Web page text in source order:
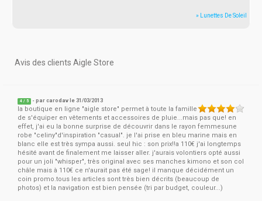
» Lunettes De Soleil
Avis des clients Aigle Store
4 / 5 - parcarodav le 31/03/2013
la boutique en ligne "aigle store" permet à toute la famille
de s'équiper en vêtements et accessoires de pluie...mais pas que! en
effet, j'ai eu la bonne surprise de découvrir dans le rayon femmesune
robe "celiny"d'inspiration "casual". je l'ai prise en bleu marine mais en
blanc elle est très sympa aussi. seul hic : son prix!!a 110€ j'ai longtemps
hésité avant de finalement me laisser aller. j'aurais volontiers opté aussi
pour un joli "whisper", très original avec ses manches kimono et son col
châle mais à 110€ ce n'aurait pas été sage! il manque décidément un
coin promo.tous les articles sont très bien décrits (beaucoup de
photos) et la navigation est bien pensée (tri par budget, couleur...)